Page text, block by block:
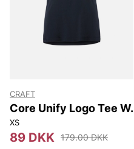
CRAFT
Core Unify Logo Tee W.
XS
89 DKK 179.00 DKK